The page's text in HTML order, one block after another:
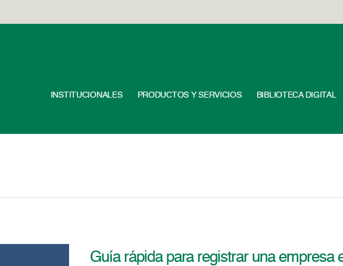
INSTITUCIONALES PRODUCTOS Y SERVICIOS BIBLIOTECA DIGITAL
Guía rápida para registrar una empresa